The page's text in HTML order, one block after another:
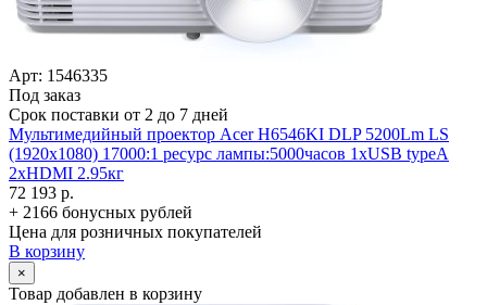
Арт: 1546335
Под заказ
Срок поставки от 2 до 7 дней
Мультимедийный проектор Acer H6546KI DLP 5200Lm LS
(1920x1080) 17000:1 ресурс лампы:5000часов 1xUSB typeA
2xHDMI 2.95кг
72 193 р.
+ 2166 бонусных рублей
Цена для розничных покупателей
В корзину
×
Товар добавлен в корзину